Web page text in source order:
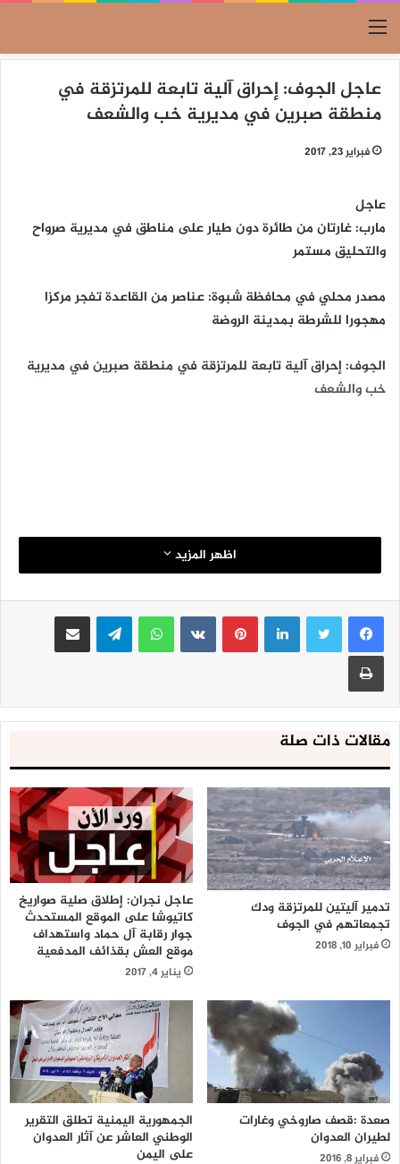
القائمة
عاجل الجوف: إحراق آلية تابعة للمرتزقة في
منطقة صبرين في مديرية خب والشعف
فبراير 23, 2017
عاجل
مارب: غارتان من طائرة دون طيار على مناطق في مديرية صرواح
والتحليق مستمر
مصدر محلي في محافظة شبوة: عناصر من القاعدة تفجر مركزا
مهجورا للشرطة بمدينة الروضة
الجوف: إحراق آلية تابعة للمرتزقة في منطقة صبرين في مديرية
خب والشعف
اظهر المزيد
لينكدإنبينتيريست واتساب تيلقرام مشاركة عبر البريد
طباعة
مقالات ذات صلة
تدمير آليتين للمرتزقة ودك
تجمعاتهم في الجوف
فبراير 10, 2018
عاجل نجران: إطلاق صلية صواريخ
كاتيوشا على الموقع المستحدث
جوار رقابة آل حماد واستهداف
موقع العش بقذائف المدفعية
يناير 4, 2017
صعدة :قصف صاروخي وغارات
لطيران العدوان
فبراير 8, 2016
الجمهورية اليمنية تطلق التقرير
الوطني العاشر عن آثار العدوان
على اليمن